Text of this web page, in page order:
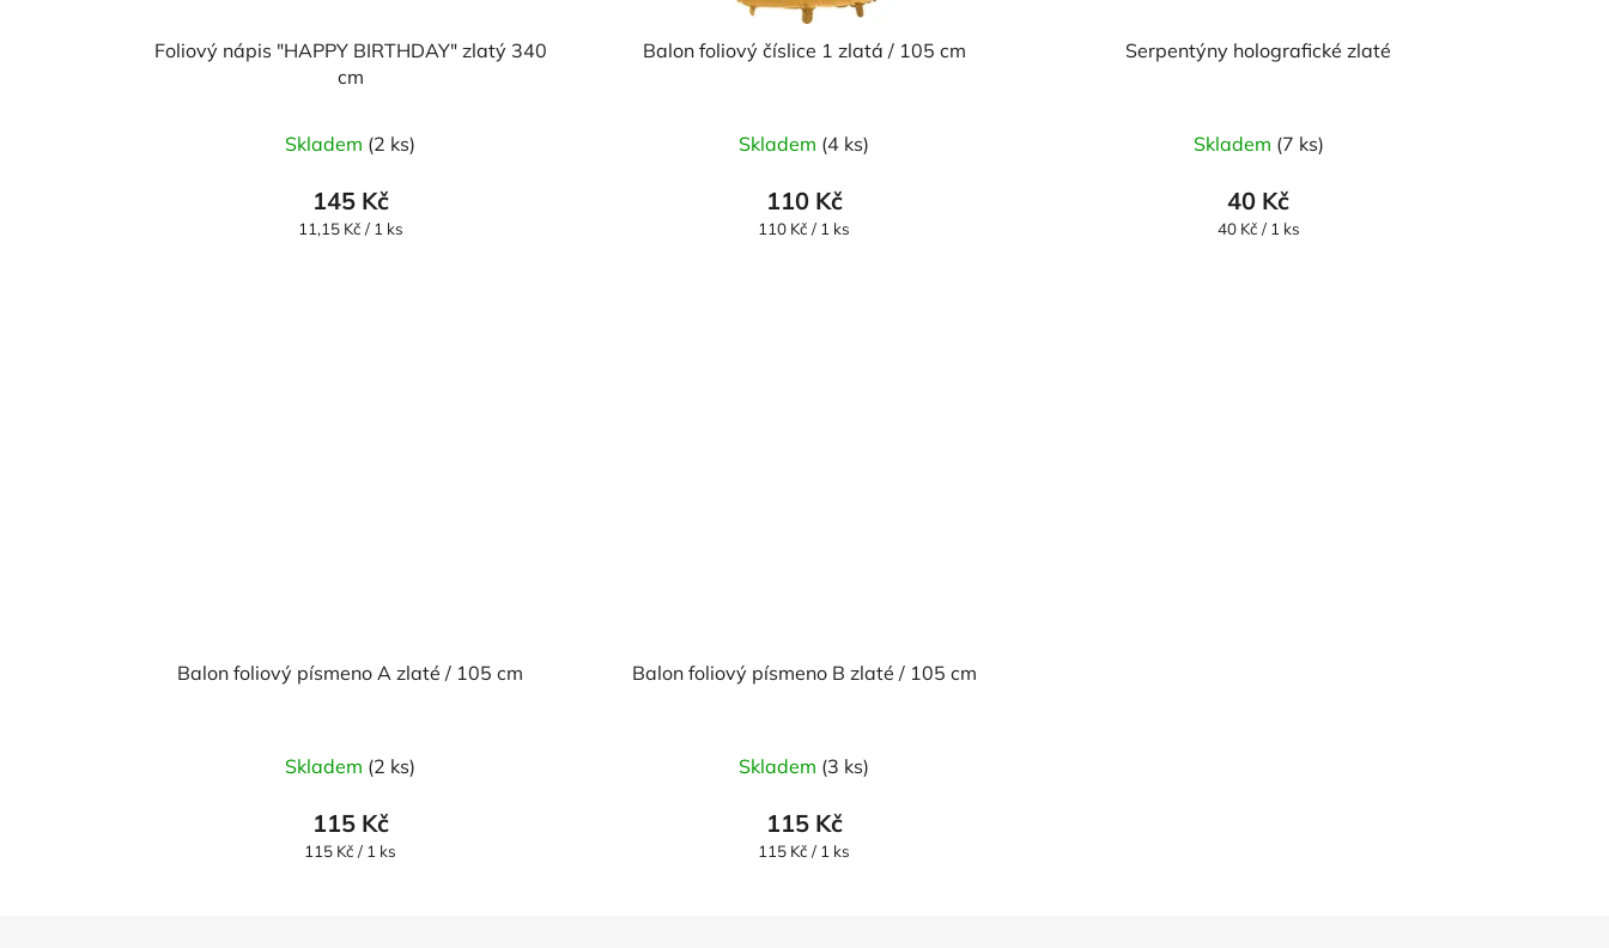
Foliový nápis "HAPPY BIRTHDAY" zlatý 340
cm
Skladem (2 ks)
145 Kč
Měrná
11,15 Kč / 1 ks
Balon foliový číslice 1 zlatá / 105 cm
Skladem (4 ks)
110 Kč
Měrná
110 Kč / 1 ks
Serpentýny holografické zlaté
Skladem (7 ks)
40 Kč
Měrná
40 Kč / 1 ks
Balon foliový písmeno A zlaté / 105 cm
Skladem (2 ks)
115 Kč
Měrná
115 Kč / 1 ks
Balon foliový písmeno B zlaté / 105 cm
Skladem (3 ks)
115 Kč
Měrná
115 Kč / 1 ks